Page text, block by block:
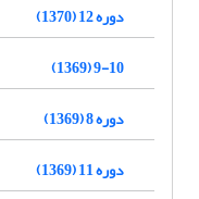
دوره 12 (1370)
9-10 (1369)
دوره 8 (1369)
دوره 11 (1369)